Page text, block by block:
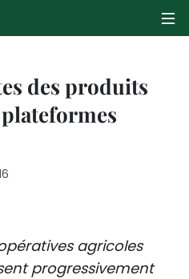
des produits
agricoles
progressivement